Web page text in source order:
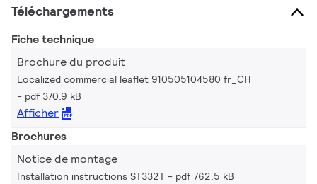
Téléchargements
Fiche technique
Brochure du produit
Localized commercial leaflet 910505104580 fr_CH
pdf 370.9 kB
Afficher
Brochures
Notice de montage
Installation instructions ST332T pdf 762.5 kB